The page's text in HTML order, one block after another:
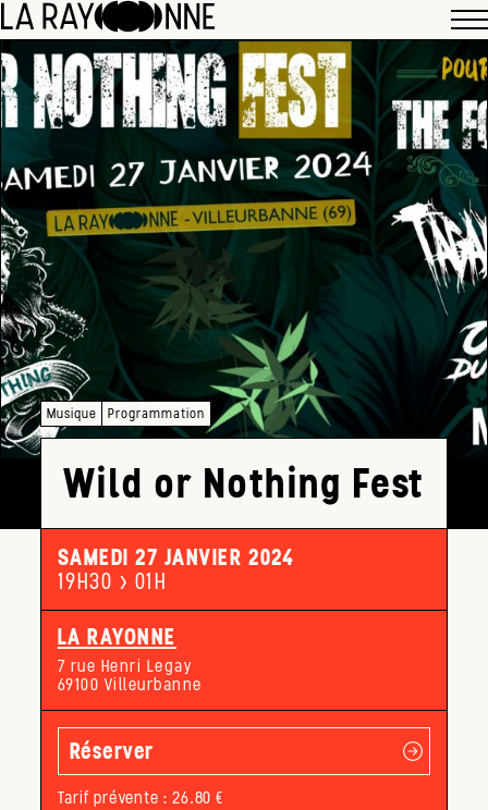
Musique Programmation
Wild or Nothing Fest
SAMEDI 27 JANVIER 2024
19H30 > 01H
LA RAYONNE
7 rue Henri Legay
69100 Villeurbanne
Réserver
Tarif prévente : 26.80 €